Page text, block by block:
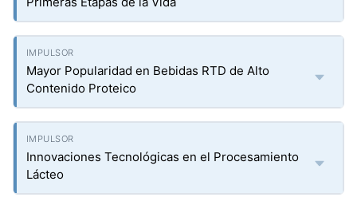
Mayor Popularidad en Bebidas RTD de Alto
Contenido Proteico
Innovaciones Tecnológicas en el Procesamiento
Lácteo